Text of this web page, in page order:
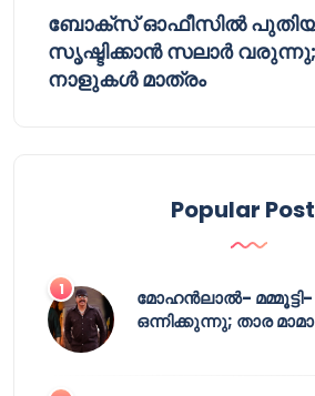
ബോക്സ് ഓഫീസിൽ പുതിയ
സൃഷ്ടിക്കാൻ സലാർ വരുന്നു;
നാളുകൾ മാത്രം
Popular
മോഹൻലാൽ- മമ്മൂട്ടി-
ഒന്നിക്കുന്നു; താര